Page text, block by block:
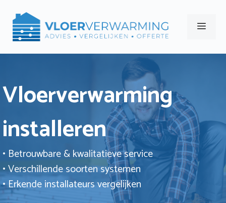
naar
Menu
Vloerverwarming
installeren
• Betrouwbare & kwalitatieve service
• Verschillende soorten systemen
• Erkende installateurs vergelijken